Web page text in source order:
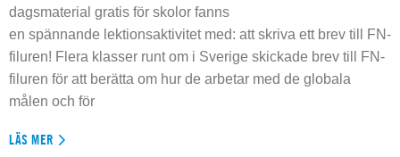
dagsmaterial gratis för skolor fanns
en spännande lektionsaktivitet med: att skriva ett brev till FN-
filuren! Flera klasser runt om i Sverige skickade brev till FN-
filuren för att berätta om hur de arbetar med de globala
målen och för
LÄS MER